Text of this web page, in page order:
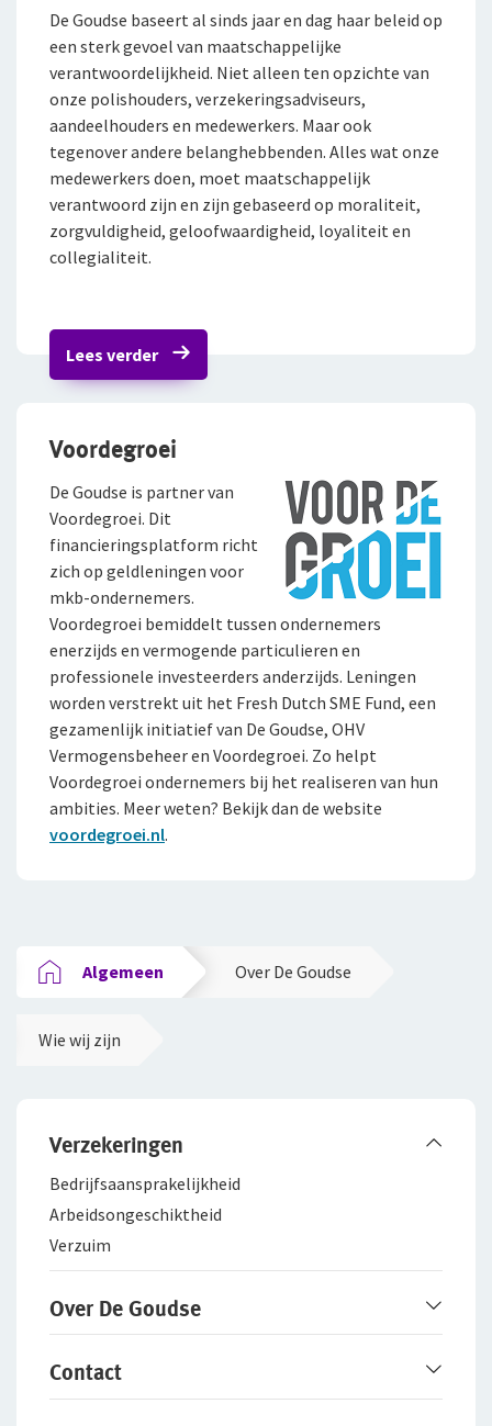
De Goudse baseert al sinds jaar en dag haar beleid op
een sterk gevoel van maatschappelijke
verantwoordelijkheid. Niet alleen ten opzichte van
onze polishouders, verzekeringsadviseurs,
aandeelhouders en medewerkers. Maar ook
tegenover andere belanghebbenden. Alles wat onze
medewerkers doen, moet maatschappelijk
verantwoord zijn en zijn gebaseerd op moraliteit,
zorgvuldigheid, geloofwaardigheid, loyaliteit en
collegialiteit.
Lees verder
Voordegroei
De Goudse is partner van
Voordegroei. Dit
financieringsplatform richt
zich op geldleningen voor
mkb-ondernemers.
Voordegroei bemiddelt tussen ondernemers
enerzijds en vermogende particulieren en
professionele investeerders anderzijds. Leningen
worden verstrekt uit het Fresh Dutch SME Fund, een
gezamenlijk initiatief van De Goudse, OHV
Vermogensbeheer en Voordegroei. Zo helpt
Voordegroei ondernemers bij het realiseren van hun
ambities. Meer weten? Bekijk dan de website
voordegroei.nl.
Algemeen Over De Goudse
Wie wij zijn
Verzekeringen
Bedrijfsaanspra­kelijkheid
Arbeidsongeschiktheid
Verzuim
Over De Goudse
Het merk De Goudse
Contact